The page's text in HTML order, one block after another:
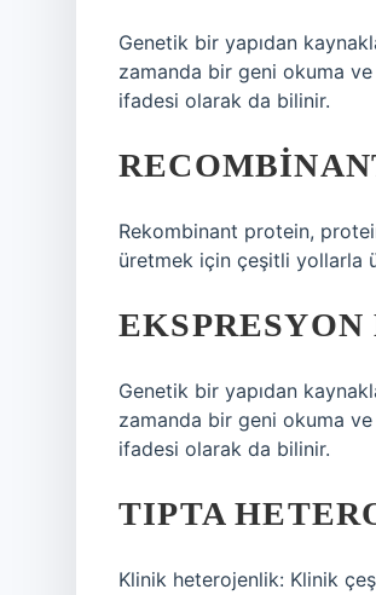
Genetik bir yapıdan
zamanda bir geni okuma
ifadesi olarak da bilinir.
Rekombinant protein,
üretmek için çeşitli yollarla
Genetik bir yapıdan
zamanda bir geni okuma
ifadesi olarak da bilinir.
TIPTA
Klinik heterojenlik: Klinik